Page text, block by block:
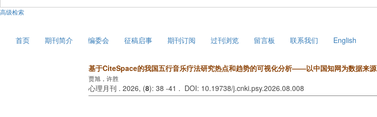
高级检索
首页 期刊简介 编委会 征稿启事 期刊订阅 过刊浏览 留言板 联系我们 English
基于CiteSpace的我国五行音乐疗法研究热点和趋势的可视化分析——以中国知网为数据来源
贾旭，许胜
心理月刊 . 2026, (8): 38 -41 . DOI: 10.19738/j.cnki.psy.2026.08.008